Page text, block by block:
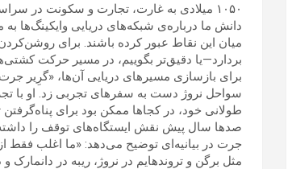
۱۰۵۰ میلادی به غارت، تجارت و سکونت در
دانش ما درباره‌ی شبکه‌های دریایی وایکینگ‌ها
میان این نقاط عبور کرده باشند. برای
بردارد—یا دقیق‌تر بگوییم، در مسیر حرکت
برای بازسازی مسیرهای دریایی آن‌ها، «گرِیر
سواحل نروژ دست به سفرهای تجربی زد. او با
طولانی خود، در کجاها ممکن بود برای
صدها سال پیش نقش ایستگاه‌های توقف را
جرت در بیانیه‌ای توضیح می‌دهد: «ما اغلب فقط
مثل برگن و تروندهایم در نروژ، ریبه در